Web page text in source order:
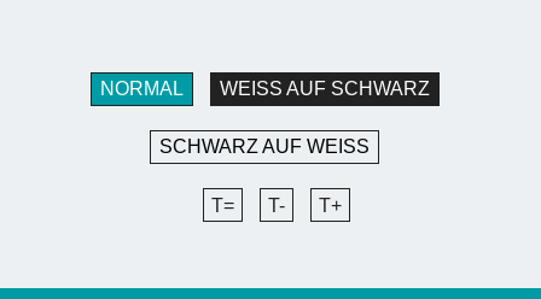
NORMAL WEISS AUF SCHWARZ
SCHWARZ AUF WEISS
T= T- T+